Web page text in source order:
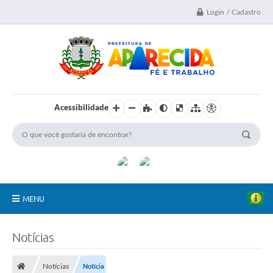
Login / Cadastro
Acessibilidade
MENU
Notícias
Notícias Notícia